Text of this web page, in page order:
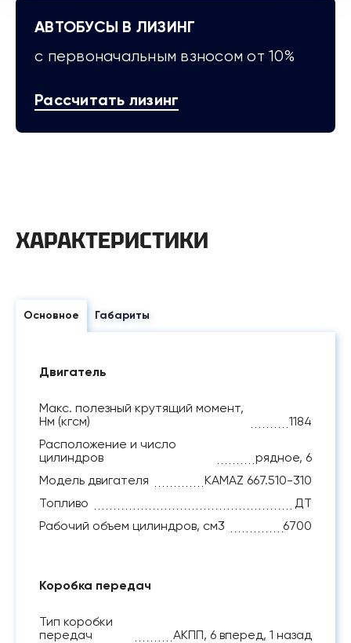
АВТОБУСЫ В ЛИЗИНГ
с первоначальным взносом от 10%
Рассчитать лизинг
ХАРАКТЕРИСТИКИ
Основное Габариты
Двигатель
Макс. полезный крутящий момент,
Нм (кгсм)
1184
Расположение и число
цилиндров
рядное, 6
Модель двигателя
KAMAZ 667.510-310
Топливо
ДТ
Рабочий объем цилиндров, см3
6700
Коробка передач
Тип коробки
передач
АКПП, 6 вперед, 1 назад